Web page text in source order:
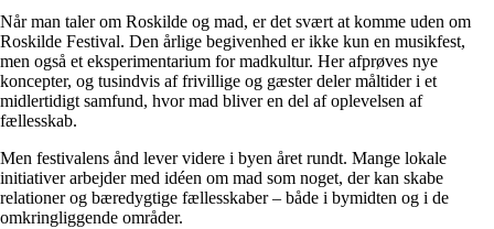
Når man taler om Roskilde og mad, er det svært at komme uden om
Roskilde Festival. Den årlige begivenhed er ikke kun en musikfest,
men også et eksperimentarium for madkultur. Her afprøves nye
koncepter, og tusindvis af frivillige og gæster deler måltider i et
midlertidigt samfund, hvor mad bliver en del af oplevelsen af
fællesskab.
Men festivalens ånd lever videre i byen året rundt. Mange lokale
initiativer arbejder med idéen om mad som noget, der kan skabe
relationer og bæredygtige fællesskaber – både i bymidten og i de
omkringliggende områder.